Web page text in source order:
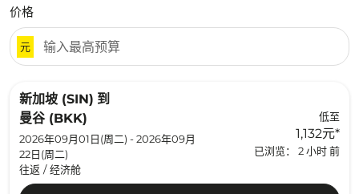
价格
元
新加坡 (SIN) 到
曼谷 (BKK)
2026年09月01日(周二) - 2026年09月
22日(周二)
往返 / 经济舱
低至
1,132元*
已浏览： 2 小时 前